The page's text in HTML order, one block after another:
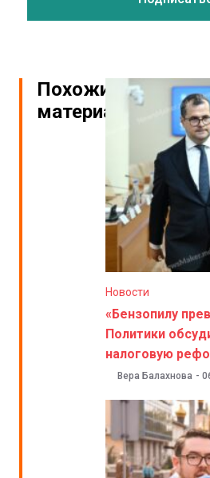
Похожие
материалы
Новости
«Бензопилу
Политики
налоговую
Вера Балахнова -